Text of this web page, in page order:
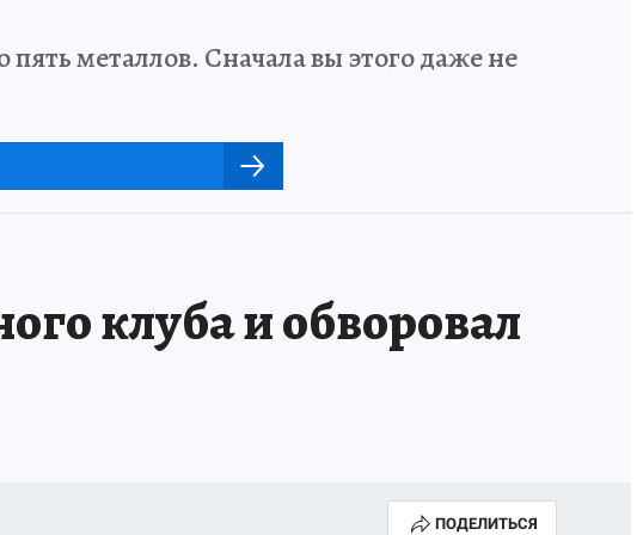
металлов. Сначала вы этого даже не
клуба и обворовал
ПОДЕЛИТЬСЯ